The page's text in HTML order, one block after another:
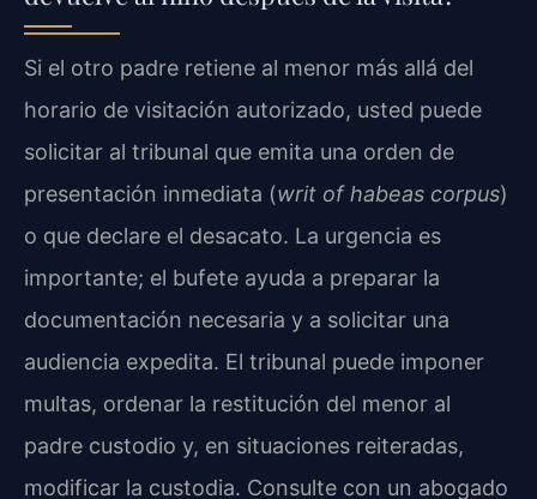
Si el otro padre retiene al menor más allá del
horario de visitación autorizado, usted puede
solicitar al tribunal que emita una orden de
presentación inmediata (writ of habeas corpus)
o que declare el desacato. La urgencia es
importante; el bufete ayuda a preparar la
documentación necesaria y a solicitar una
audiencia expedita. El tribunal puede imponer
multas, ordenar la restitución del menor al
padre custodio y, en situaciones reiteradas,
modificar la custodia. Consulte con un abogado